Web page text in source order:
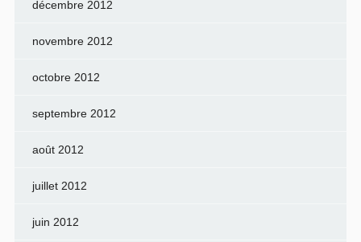
décembre 2012
novembre 2012
octobre 2012
septembre 2012
août 2012
juillet 2012
juin 2012